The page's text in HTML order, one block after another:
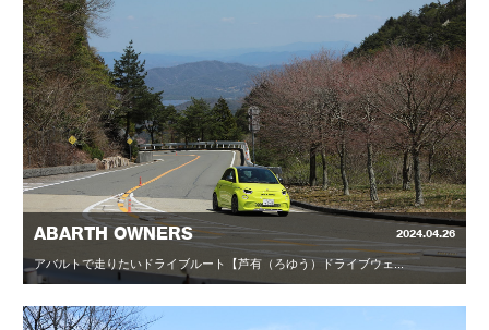
ABARTH OWNERS 2024.04.26
アバルトで走りたいドライブルート【芦有（ろゆう）ドライブウェ...